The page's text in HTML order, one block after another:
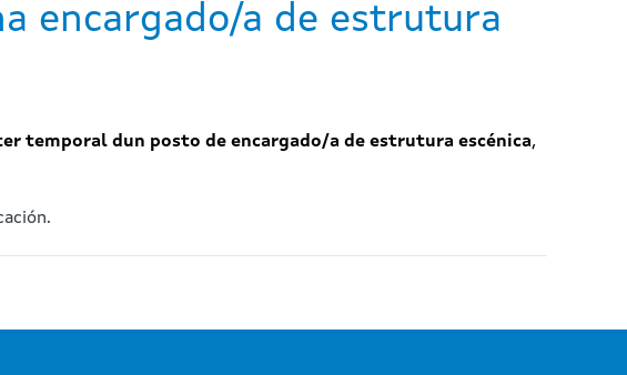
encargado/a de estrutura
temporal dun posto de encargado/a de estrutura escénica,